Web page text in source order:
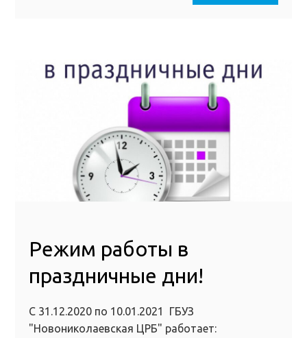
Режим работы в
праздничные дни!
С 31.12.2020 по 10.01.2021 ГБУЗ
"Новониколаевская ЦРБ" работает: